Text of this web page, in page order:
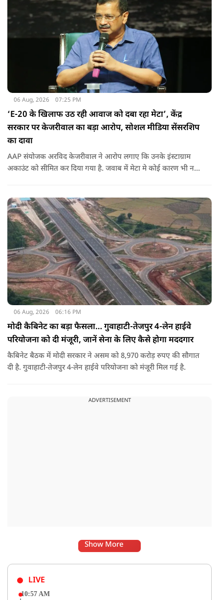
06 Aug, 2026 07:25 PM
‘E-20 के खिलाफ उठ रही आवाज को दबा रहा मेटा’, केंद्र
सरकार पर केजरीवाल का बड़ा आरोप, सोशल मीडिया सेंसरशिप
का दावा
AAP संयोजक अरविद केजरीवाल ने आरोप लगाए कि उनके इंस्टाग्राम
अकाउंट को सीमित कर दिया गया है. जवाब में मेटा मे कोई कारण भी नहीं
06 Aug, 2026 06:16 PM
मोदी कैबिनेट का बड़ा फैसला… गुवाहाटी-तेजपुर 4-लेन हाईवे
परियोजना को दी मंजूरी, जानें सेना के लिए कैसे होगा मददगार
कैबिनेट बैठक में मोदी सरकार ने असम को 8,970 करोड़ रुपए की सौगात
दी है. गुवाहाटी-तेजपुर 4-लेन हाईवे परियोजना को मंजूरी मिल गई है.
ADVERTISEMENT
Show More
LIVE
10:57 AM